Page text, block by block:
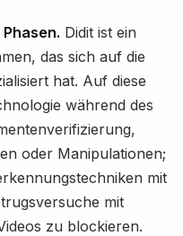
Didit ist ein
das sich auf die
hat. Auf diese
während des
oder Manipulationen;
mit
mit
zu blockieren.